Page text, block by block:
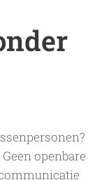
openbare